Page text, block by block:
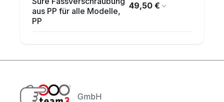
aus PP für alle Modelle,
PP
49,50 €
GmbH